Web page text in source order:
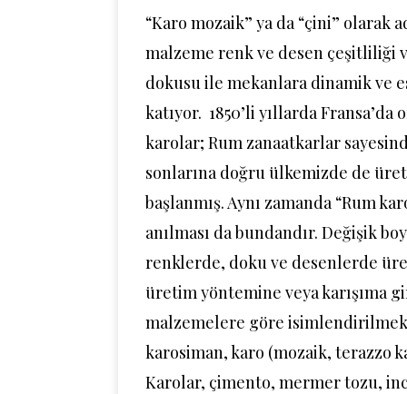
“Karo mozaik” ya da “çini” olarak
malzeme renk ve desen çeşitliliği
dokusu ile mekanlara dinamik ve
katıyor. 1850’li yıllarda Fransa’da
karolar; Rum zanaatkarlar
sonlarına doğru ülkemizde de
başlanmış. Aynı zamanda “Rum
anılması da bundandır. Değişik
renklerde, doku ve desenlerde
üretim yöntemine veya karışıma
malzemelere göre
karosiman, karo (mozaik, terazzo
Karolar, çimento, mermer tozu,